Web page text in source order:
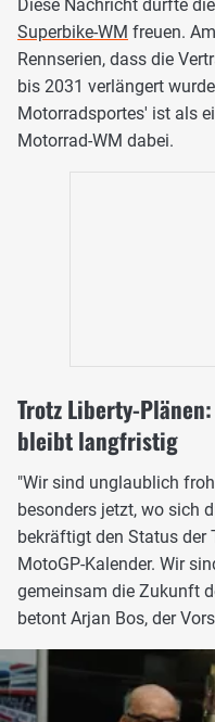
Diese Nachricht dürfte
Superbike-WM freuen.
Rennserien, dass die
bis 2031 verlängert
Motorradsportes' ist als
Motorrad-WM dabei.
Trotz Liberty-
bleibt langfristig
"Wir sind unglaublich
besonders jetzt, wo sich
bekräftigt den Status der
MotoGP-Kalender. Wir
gemeinsam die Zukunft
betont Arjan Bos, der